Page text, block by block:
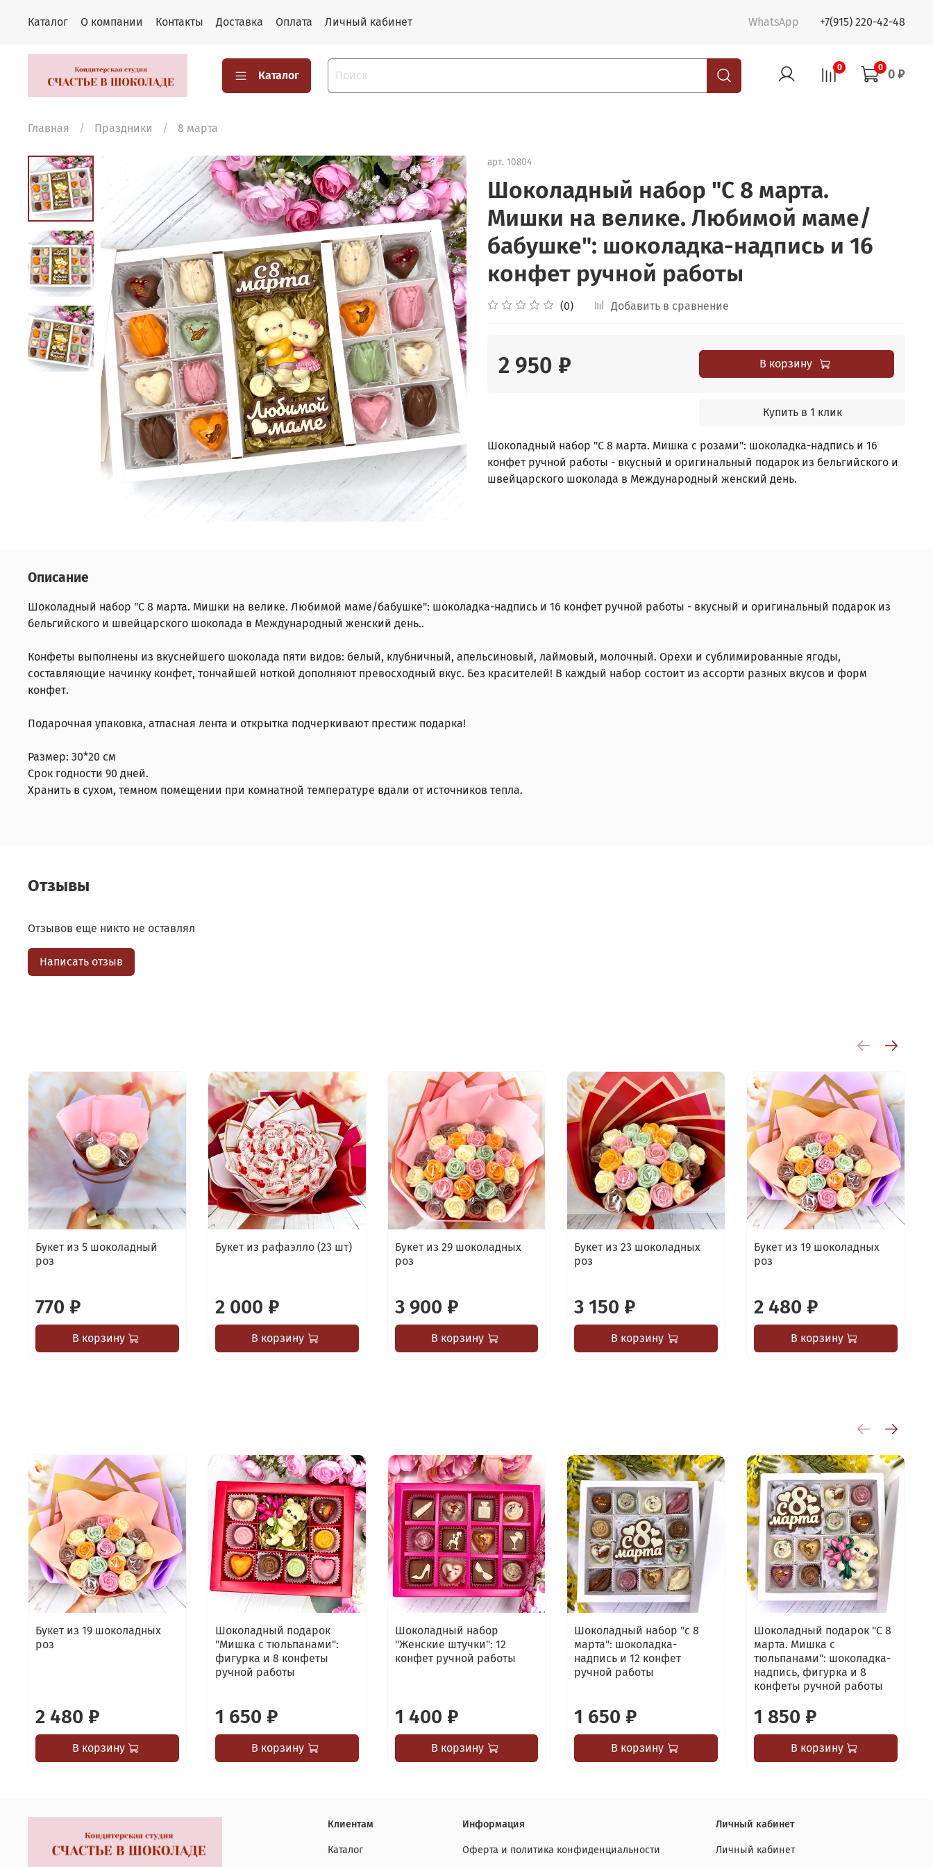
Каталог О компании Контакты Доставка Оплата Личный кабинет WhatsApp +7(915) 220-42-48
Каталог
0 0 0 ₽
Главная Праздники 8 марта
арт. 10804
Шоколадный набор "С 8 марта.
Мишки на велике. Любимой маме/
бабушке": шоколадка-надпись и 16
конфет ручной работы
(0) Добавить в сравнение
2 950 ₽ В корзину
Купить в 1 клик
Шоколадный набор "С 8 марта. Мишка с розами": шоколадка-надпись и 16
конфет ручной работы - вкусный и оригинальный подарок из бельгийского и
швейцарского шоколада в Международный женский день.
Описание
Шоколадный набор "С 8 марта. Мишки на велике. Любимой маме/бабушке": шоколадка-надпись и 16 конфет ручной работы - вкусный и оригинальный подарок из
бельгийского и швейцарского шоколада в Международный женский день..
Конфеты выполнены из вкуснейшего шоколада пяти видов: белый, клубничный, апельсиновый, лаймовый, молочный. Орехи и сублимированные ягоды,
составляющие начинку конфет, тончайшей ноткой дополняют превосходный вкус. Без красителей! В каждый набор состоит из ассорти разных вкусов и форм
конфет.
Подарочная упаковка, атласная лента и открытка подчеркивают престиж подарка!
Размер: 30*20 см
Срок годности 90 дней.
Хранить в сухом, темном помещении при комнатной температуре вдали от источников тепла.
Отзывы
Отзывов еще никто не оставлял
Написать отзыв
Букет из 5 шоколадный
роз
770 ₽
В корзину
Букет из рафаэлло (23 шт)
2 000 ₽
В корзину
Букет из 29 шоколадных
роз
3 900 ₽
В корзину
Букет из 23 шоколадных
роз
3 150 ₽
В корзину
Букет из 19 шоколадных
роз
2 480 ₽
В корзину
Букет из 19 шоколадных
роз
2 480 ₽
В корзину
Шоколадный подарок
"Мишка с тюльпанами":
фигурка и 8 конфеты
ручной работы
1 650 ₽
В корзину
Шоколадный набор
"Женские штучки": 12
конфет ручной работы
1 400 ₽
В корзину
Шоколадный набор "с 8
марта": шоколадка-
надпись и 12 конфет
ручной работы
1 650 ₽
В корзину
Шоколадный подарок "С 8
марта. Мишка с
тюльпанами": шоколадка-
надпись, фигурка и 8
конфеты ручной работы
1 850 ₽
В корзину
Клиентам
Каталог
Информация
Оферта и политика конфиденциальности
Личный кабинет
Личный кабинет